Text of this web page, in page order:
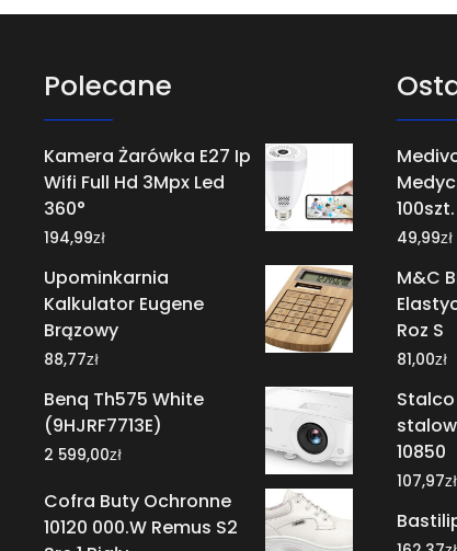
Polecane
Kamera Żarówka E27 Ip
Wifi Full Hd 3Mpx Led
360°
194,99zł
Upominkarnia
Kalkulator Eugene
Brązowy
88,77zł
Benq Th575 White
(9HJRF7713E)
2 599,00zł
Cofra Buty Ochronne
10120 000.W Remus S2
49,99zł
M&C
Roz S
81,00zł
10850
107,97zł